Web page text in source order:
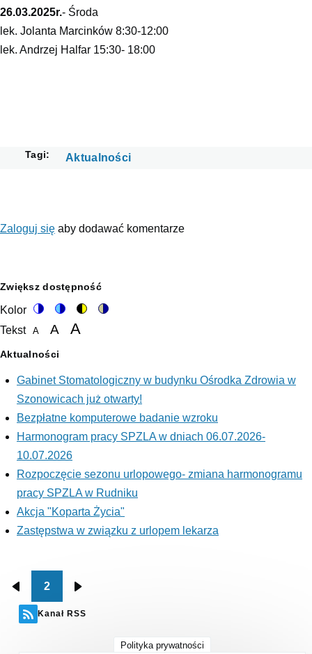
26.03.2025r.- Środa
lek. Jolanta Marcinków 8:30-12:00
lek. Andrzej Halfar 15:30- 18:00
Tagi Aktualności
Zaloguj się aby dodawać komentarze
Zwiększ dostępność
Kolor
theme
Tekst
A
font
100%
A
font
size
to
125%
A
size
to
150%
Aktualności
Gabinet Stomatologiczny w budynku Ośrodka Zdrowia w
Szonowicach już otwarty!
Bezpłatne komputerowe badanie wzroku
Harmonogram pracy SPZLA w dniach 06.07.2026-
10.07.2026
Rozpoczęcie sezonu urlopowego- zmiana harmonogramu
pracy SPZLA w Rudniku
Akcja "Koparta Życia"
Zastępstwa w związku z urlopem lekarza
Stronicowanie
Poprzednia
strona
2
strona
Kanał RSS
Polityka prywatności